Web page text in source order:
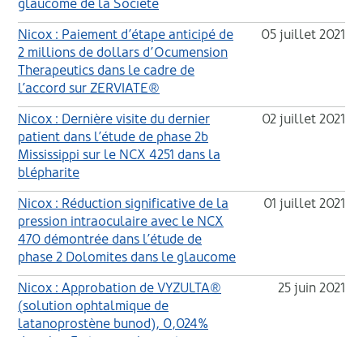
glaucome de la Société
Nicox : Paiement d’étape anticipé de
2 millions de dollars d’Ocumension
Therapeutics dans le cadre de
l’accord sur ZERVIATE®
05 juillet 2021
Nicox : Dernière visite du dernier
patient dans l’étude de phase 2b
Mississippi sur le NCX 4251 dans la
blépharite
02 juillet 2021
Nicox : Réduction significative de la
pression intraoculaire avec le NCX
470 démontrée dans l’étude de
phase 2 Dolomites dans le glaucome
01 juillet 2021
Nicox : Approbation de VYZULTA®
(solution ophtalmique de
latanoprostène bunod), 0,024%
25 juin 2021